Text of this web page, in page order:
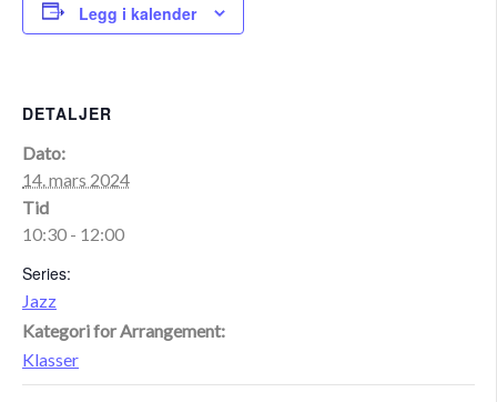
Legg i kalender
DETALJER
Dato:
14. mars 2024
Tid
10:30 - 12:00
Series:
Jazz
Kategori for Arrangement:
Klasser